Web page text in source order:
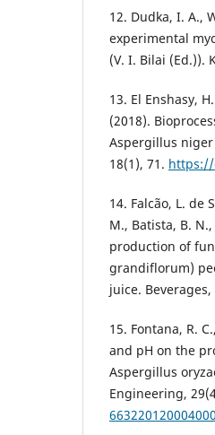
12. Dudka, I. A.,
experimental
(V. I. Bilai (Ed.)).
13. El Enshasy,
(2018).
Aspergillus
18(1), 71. https://
14. Falcão, L. de
M., Batista, B.
production of
grandiflorum)
juice. Beverages,
15. Fontana, R.
and pH on the
Aspergillus
Engineering,